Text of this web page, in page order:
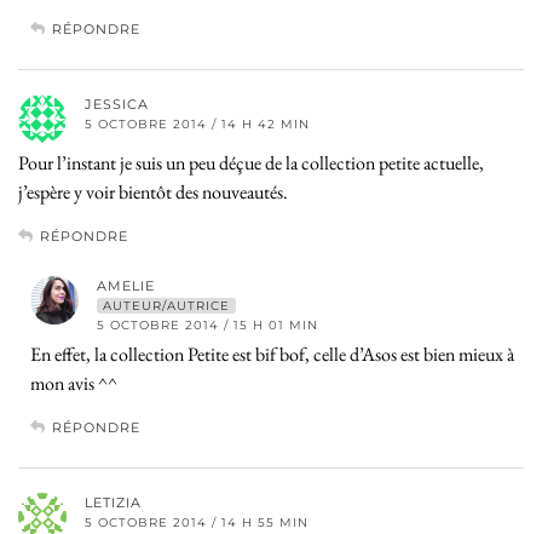
RÉPONDRE
JESSICA
5 OCTOBRE 2014 / 14 H 42 MIN
Pour l’instant je suis un peu déçue de la collection petite actuelle,
j’espère y voir bientôt des nouveautés.
RÉPONDRE
AMELIE
AUTEUR/AUTRICE
5 OCTOBRE 2014 / 15 H 01 MIN
En effet, la collection Petite est bif bof, celle d’Asos est bien mieux à
mon avis ^^
RÉPONDRE
LETIZIA
5 OCTOBRE 2014 / 14 H 55 MIN